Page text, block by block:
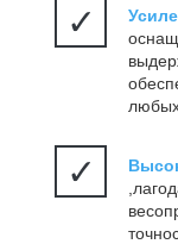
✓
любых
✓